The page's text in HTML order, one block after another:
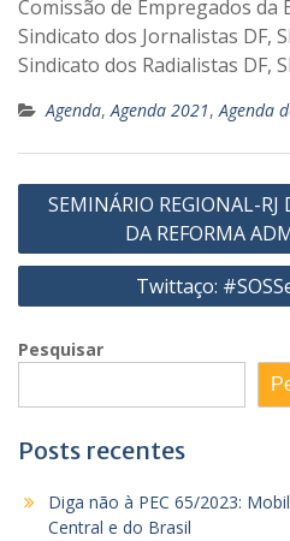
Comissão de Empregados da
Sindicato dos Jornalistas DF,
Sindicato dos Radialistas DF,
Agenda,Agenda 2021,Agenda
Navegação
Post
SEMINÁRIO REGIONAL-RJ
DA REFORMA
Twittaço:
Pesquisar
Posts recentes
Diga não à PEC 65/2023:
Central e do Brasil